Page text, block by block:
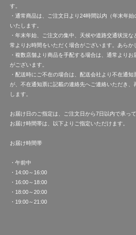
す。
・通常商品は、ご注文日より24時間以内（年末年
いたします。
・年末年始、ご注文の集中、天候や道路交通状況
常よりお時間をいただく場合がございます。あらか
・複数店舗より商品を手配する場合は、通常より
がございます。
・配送時にご不在の場合は、配送会社より不在通
が、不在通知票に記載の連絡先へご連絡いただき、
します。
お届け日のご指定は、ご注文日から7日以内で承って
お届け時間帯は、以下よりご指定いただけます。
お届け時間帯
・午前中
・14:00～16:00
・16:00～18:00
・18:00～20:00
・19:00～21:00